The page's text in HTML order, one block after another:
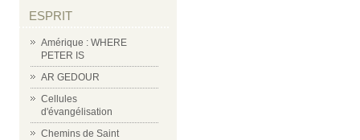
ESPRIT
Amérique : WHERE
PETER IS
AR GEDOUR
Cellules
d'évangélisation
Chemins de Saint